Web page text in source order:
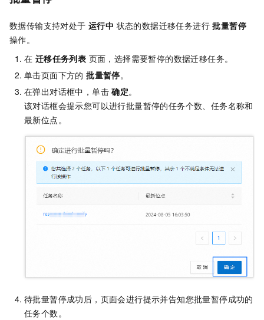
数据传输支持对处于 运行中 状态的数据迁移任务进行批量暂停
操作。
在 迁移任务列表 页面，选择需要暂停的数据迁移任务。
单击页面下方的批量暂停。
在弹出对话框中，单击确定。
该对话框会提示您可以进行批量暂停的任务个数、任务名称和
最新位点。
待批量暂停成功后，页面会进行提示并告知您批量暂停成功的
任务个数。